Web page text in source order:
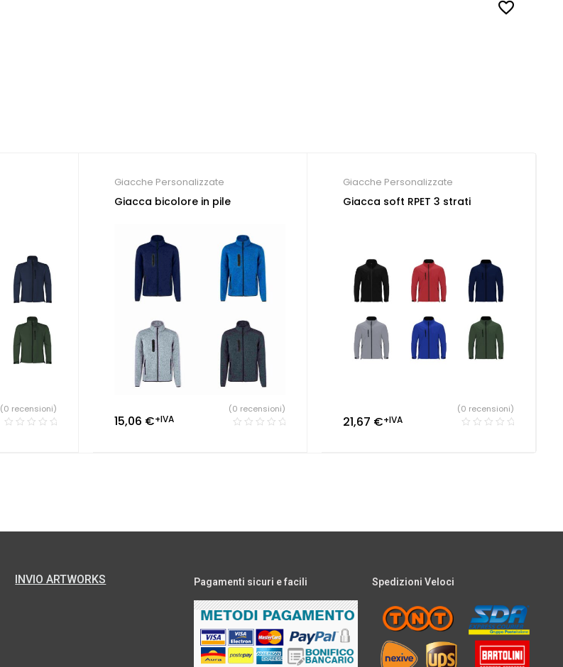
(0 recensioni)
Giacche Personalizzate
Giacca bicolore in pile
15,06 €+IVA
(0 recensioni)
Giacche Personalizzate
Giacca soft RPET 3 strati
21,67 €+IVA
(0 recensioni)
INVIO ARTWORKS Pagamenti sicuri e facili Spedizioni Veloci